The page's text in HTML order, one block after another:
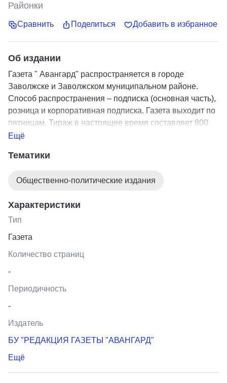
Районки
Сравнить Поделиться Добавить в избранное
Об издании
Газета " Авангард" распространяется в городе
Заволжске и Заволжском муниципальном районе.
Способ распространения – подписка (основная часть),
розница и корпоративная подписка. Газета выходит по
пятницам. Тираж в настоящее время составляет 800
экземпляров. В 2013 году признана одной из лучших
международного экологического конкурса фонда
Ещё
Тематики
Общественно-политические издания
Характеристики
Тип
Газета
Количество страниц
-
Периодичность
-
Издатель
БУ "РЕДАКЦИЯ ГАЗЕТЫ "АВАНГАРД"
Ещё